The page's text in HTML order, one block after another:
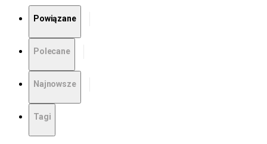
Powiązane
Polecane
Najnowsze
Tagi